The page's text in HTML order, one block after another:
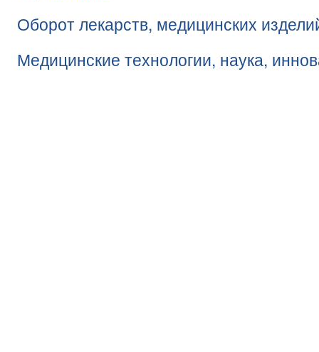
Оборот лекарств, медицинских
Медицинские технологии, наука,